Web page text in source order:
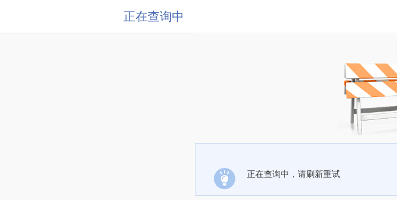
正在查询中
正在查询中，请刷新重试